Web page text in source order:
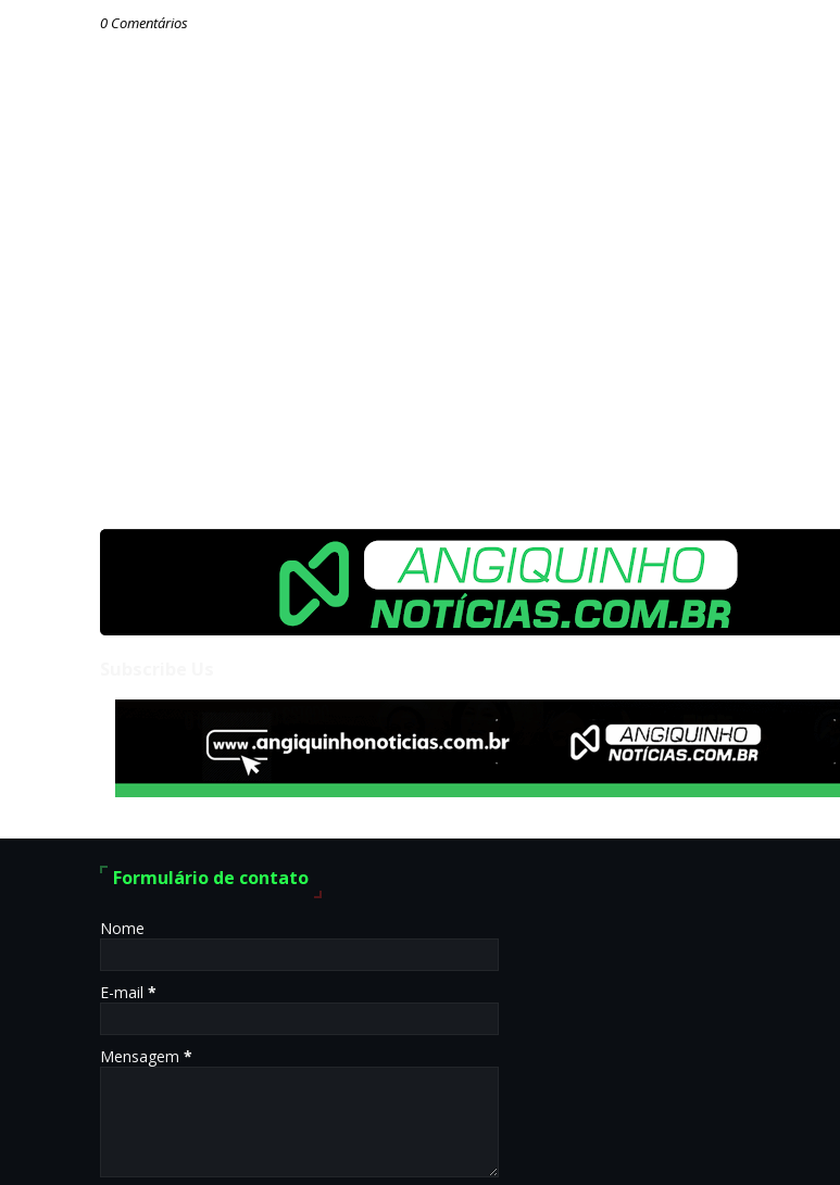
0 Comentários
Formulário de contato
Nome
E-mail *
Mensagem *